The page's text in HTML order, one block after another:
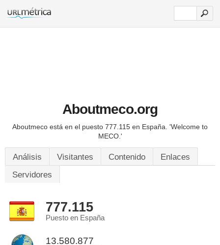
Aboutmeco.org
Aboutmeco está en el puesto 777.115 en España. 'Welcome to
MECO.'
Análisis Visitantes Contenido
Enlaces
Servidores
777.115
Puesto en España
13.580.877